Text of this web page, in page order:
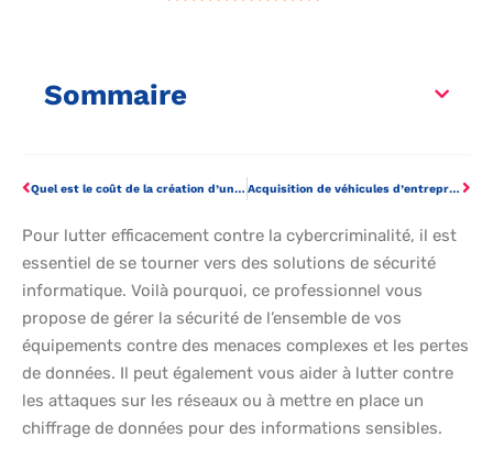
Sommaire
Quel est le coût de la création d’un site web ? Acquisition de véhicules d’entreprise: quelles sont les meilleures solutions vers lesquelles se tourner?
Pour lutter efficacement contre la cybercriminalité, il est
essentiel de se tourner vers des solutions de sécurité
informatique. Voilà pourquoi, ce professionnel vous
propose de gérer la sécurité de l’ensemble de vos
équipements contre des menaces complexes et les pertes
de données. Il peut également vous aider à lutter contre
les attaques sur les réseaux ou à mettre en place un
chiffrage de données pour des informations sensibles.